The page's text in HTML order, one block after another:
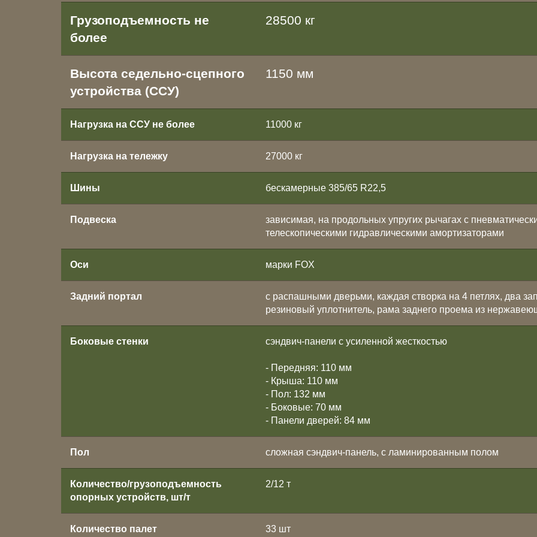
Грузоподъемность не
более
28500 кг
Высота седельно-сцепного
устройства (ССУ)
1150 мм
Нагрузка на ССУ не более 11000 кг
Нагрузка на тележку 27000 кг
Шины бескамерные 385/65 R22,5
Подвеска
зависимая, на продольных упругих рычагах с
телескопическими гидравлическими амортизаторами
Оси марки FOX
Задний портал
с распашными дверьми, каждая створка на 4 петлях, два
резиновый уплотнитель, рама заднего проема из
Боковые стенки сэндвич-панели с усиленной жесткостью
- Передняя: 110 мм
- Крыша: 110 мм
- Пол: 132 мм
- Боковые: 70 мм
- Панели дверей: 84 мм
Пол сложная сэндвич-панель, с ламинированным полом
Количество/грузоподъемность
опорных устройств, шт/т
2/12 т
Количество палет 33 шт